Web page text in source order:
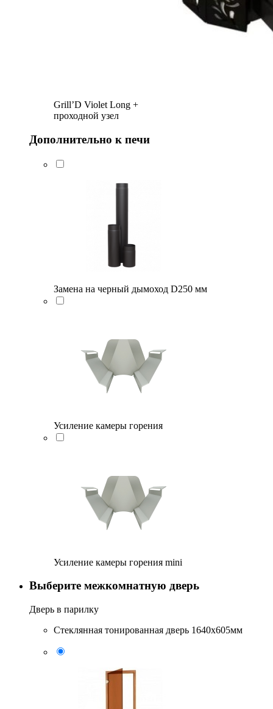
Grill’D Violet Long +
проходной узел
Дополнительно к печи
Замена на черный дымоход D250 мм
Усиление камеры горения
Усиление камеры горения mini
Выберите межкомнатную дверь
Дверь в парилку
Стеклянная тонированная дверь 1640x605мм